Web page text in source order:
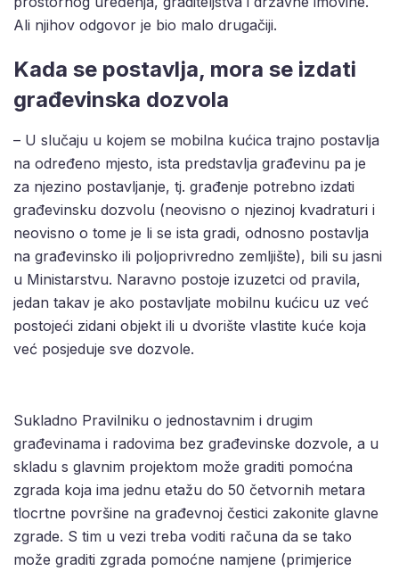
Ali njihov odgovor je bio malo drugačiji.
Kada se postavlja, mora se izdati
građevinska dozvola
– U slučaju u kojem se mobilna kućica trajno postavlja
na određeno mjesto, ista predstavlja građevinu pa je
za njezino postavljanje, tj. građenje potrebno izdati
građevinsku dozvolu (neovisno o njezinoj kvadraturi i
neovisno o tome je li se ista gradi, odnosno postavlja
na građevinsko ili poljoprivredno zemljište), bili su jasni
u Ministarstvu. Naravno postoje izuzetci od pravila,
jedan takav je ako postavljate mobilnu kućicu uz već
postojeći zidani objekt ili u dvorište vlastite kuće koja
već posjeduje sve dozvole.
Sukladno Pravilniku o jednostavnim i drugim
građevinama i radovima bez građevinske dozvole, a u
skladu s glavnim projektom može graditi pomoćna
zgrada koja ima jednu etažu do 50 četvornih metara
tlocrtne površine na građevnoj čestici zakonite glavne
zgrade. S tim u vezi treba voditi računa da se tako
može graditi zgrada pomoćne namjene (primjerice